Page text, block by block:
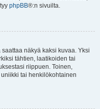
phpBB®:n sivuilta.
näkyä kaksi kuvaa. Yksi
tähtien, laatikoiden tai
riippuen. Toinen,
tai henkilökohtainen